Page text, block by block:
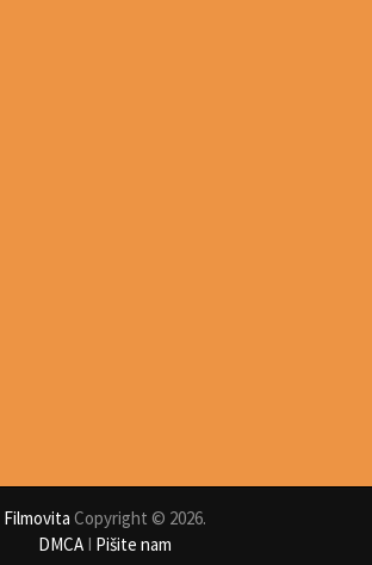
Filmovita Copyright © 2026.
DMCAI Pišite nam